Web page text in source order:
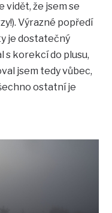
vidět, že jsem se
Výrazné popředí
je dostatečný
s korekcí do plusu,
jsem tedy vůbec,
ostatní je